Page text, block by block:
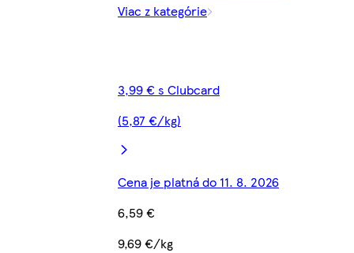
Viac z kategórie
3,99 € s Clubcard
(5,87 €/kg)
Cena je platná do 11. 8. 2026
6,59 €
9,69 €/kg